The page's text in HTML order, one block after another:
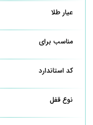
عیار طلا
مناسب برای
کد استاندارد
نوع قفل